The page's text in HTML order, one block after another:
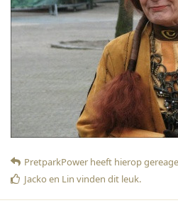
PretparkPower heeft hierop
Jacko en Lin vinden dit leuk.